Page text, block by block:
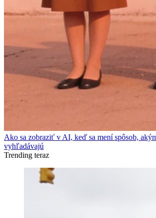
Ako sa zobraziť v AI, keď sa mení spôsob,
vyhľadávajú
Trending teraz